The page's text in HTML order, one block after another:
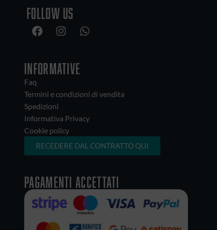
Follow us
INFORMATIVE
Faq
Termini e condizioni di vendita
Spedizioni
Informativa Privacy
Cookie policy
RECEDERE DAL CONTRATTO QUI
Pagamenti accettati